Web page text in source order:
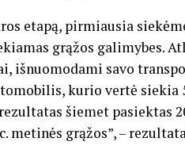
etapą, pirmiausia
grąžos galimybes.
išnuomodami savo
kurio vertė
šiemet pasiektas
metinės grąžos”, –